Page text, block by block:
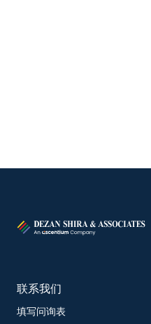
联系我们
填写问询表